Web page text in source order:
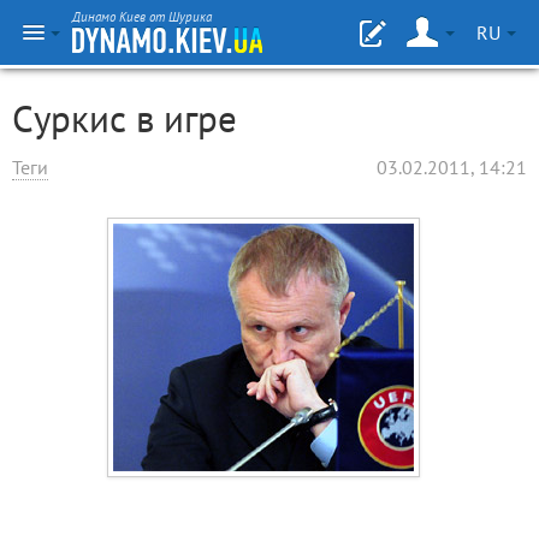
Динамо Киев от Шурика
RU
Суркис в игре
Теги 03.02.2011, 14:21